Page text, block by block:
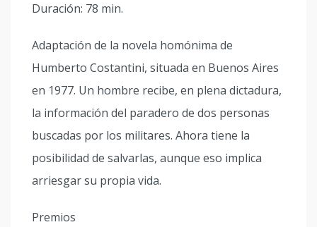
Duración: 78 min.
Adaptación de la novela homónima de
Humberto Costantini, situada en Buenos Aires
en 1977. Un hombre recibe, en plena dictadura,
la información del paradero de dos personas
buscadas por los militares. Ahora tiene la
posibilidad de salvarlas, aunque eso implica
arriesgar su propia vida.
Premios